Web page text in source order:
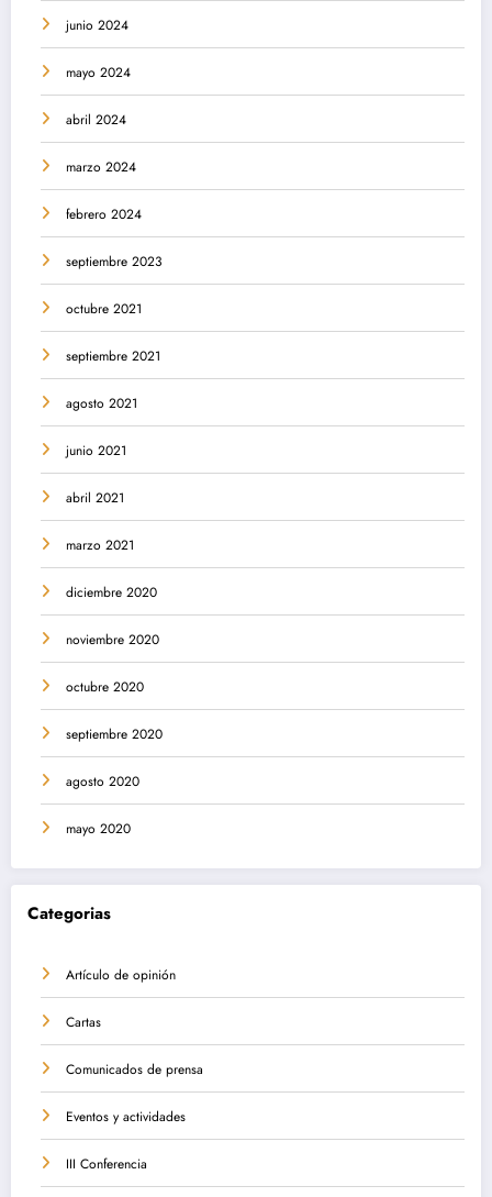
junio 2024
mayo 2024
abril 2024
marzo 2024
febrero 2024
septiembre 2023
octubre 2021
septiembre 2021
agosto 2021
junio 2021
abril 2021
marzo 2021
diciembre 2020
noviembre 2020
octubre 2020
septiembre 2020
agosto 2020
mayo 2020
Categorias
Artículo de opinión
Cartas
Comunicados de prensa
Eventos y actividades
III Conferencia